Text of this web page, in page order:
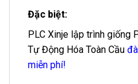
Đặc biệt:
PLC Xinje lập trình giống
Tự Động Hóa Toàn Cầu
miễn phí!